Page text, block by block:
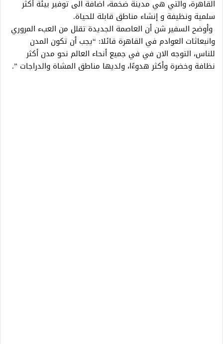
‏القاهرة، والتي هي مدينة ضخمة، اضافة الى توفير بيئة أكثر
سلمية ونظيفة و إنشاء مناطق قابلة للحياة.‏
‏ وأوضح السفير شن أن العاصمة الجديدة تقلل من العبء المروري
وانبعاثات العوادم في القاهرة قائلا: “يجب أن تكون المدن
‏للناس، التوجه الان في في جميع أنحاء العالم نحو مدن أكثر
نظافة وخضرة وأكثر هدوءًا، ولديها مناطق المشاة والدراجات‎.” ‎